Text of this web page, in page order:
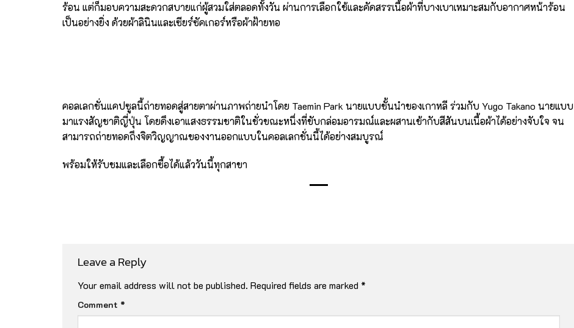
ร้อน แต่ก็มอบความสะดวกสบายแก่ผู้สวมใส่ตลอดทั้งวัน ผ่านการเลือกใช้และคัดสรรเนื้อผ้าที่บางเบาเหมาะสมกับอากาศหน้าร้อน
เป็นอย่างยิ่ง ด้วยผ้าลินินและเซียร์ซัคเกอร์หรือผ้าฝ้ายทอ
คอลเลกชั่นแคปซูลนี้ถ่ายทอดสู่สายตาผ่านภาพถ่ายนำโดย Taemin Park นายแบบชั้นนำของเกาหลี ร่วมกับ Yugo Takano นายแบบ
มาแรงสัญชาติญี่ปุ่น โดยดึงเอาแสงธรรมชาติในชั่วขณะหนึ่งที่ขับกล่อมอารมณ์และผสานเข้ากับสีสันบนเนื้อผ้าได้อย่างจับใจ จน
สามารถถ่ายทอดถึงจิตวิญญาณของงานออกแบบในคอลเลกชั่นนี้ได้อย่างสมบูรณ์
พร้อมให้รับชมและเลือกซื้อได้แล้ววันนี้ทุกสาขา
Leave a Reply
Your email address will not be published. Required fields are marked *
Comment *